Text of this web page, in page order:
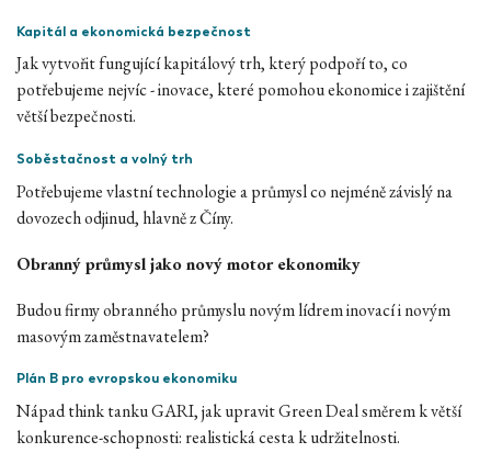
Kapitál a ekonomická bezpečnost
Jak vytvořit fungující kapitálový trh, který podpoří to, co
potřebujeme nejvíc - inovace, které pomohou ekonomice i zajištění
větší bezpečnosti.
Soběstačnost a volný trh
Potřebujeme vlastní technologie a průmysl co nejméně závislý na
dovozech odjinud, hlavně z Číny.
Obranný průmysl jako nový motor ekonomiky
Budou firmy obranného průmyslu novým lídrem inovací i novým
masovým zaměstnavatelem?
Plán B pro evropskou ekonomiku
Nápad think tanku GARI, jak upravit Green Deal směrem k větší
konkurence-schopnosti: realistická cesta k udržitelnosti.